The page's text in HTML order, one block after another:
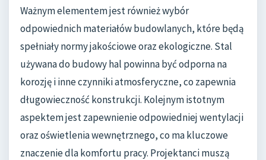
Ważnym elementem jest również wybór
odpowiednich materiałów budowlanych, które będą
spełniały normy jakościowe oraz ekologiczne. Stal
używana do budowy hal powinna być odporna na
korozję i inne czynniki atmosferyczne, co zapewnia
długowieczność konstrukcji. Kolejnym istotnym
aspektem jest zapewnienie odpowiedniej wentylacji
oraz oświetlenia wewnętrznego, co ma kluczowe
znaczenie dla komfortu pracy. Projektanci muszą